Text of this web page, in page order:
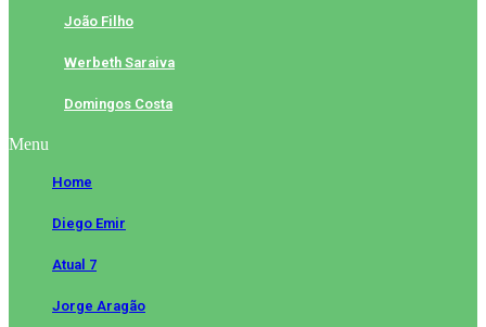
João Filho
Werbeth Saraiva
Domingos Costa
Menu
Home
Diego Emir
Atual 7
Jorge Aragão